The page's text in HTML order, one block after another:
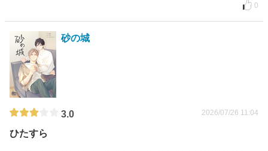
0
砂の城
3.0 2026/07/26 11:04
ひたすら